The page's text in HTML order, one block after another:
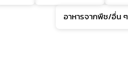
อาหารจากพืช/อื่น ๆ